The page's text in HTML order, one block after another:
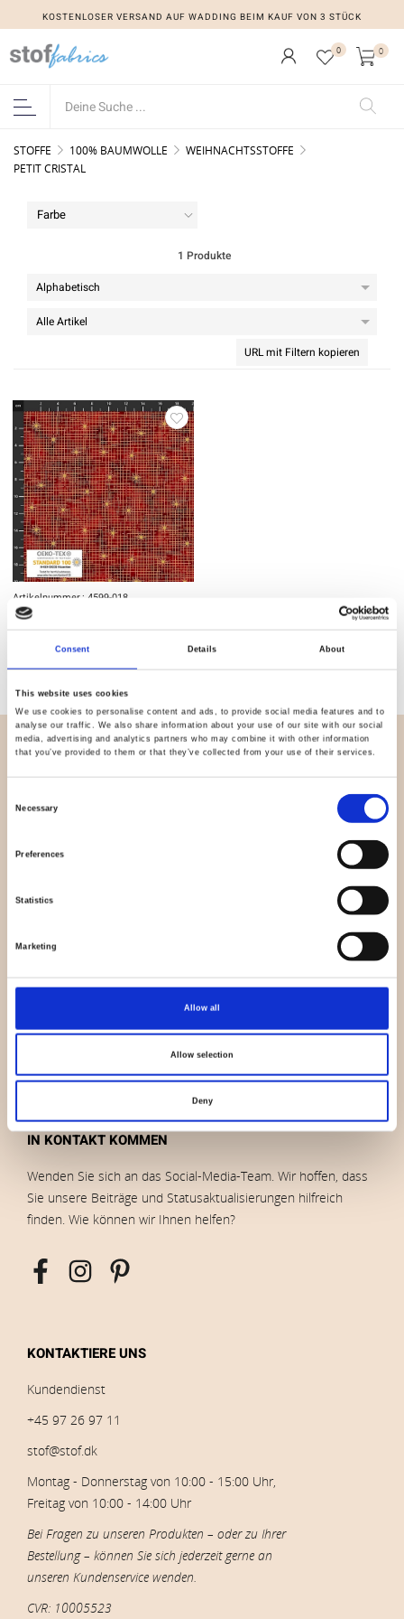
Consent Details About
This website uses cookies
We use cookies to personalise content and ads, to provide social media features and to
analyse our traffic. We also share information about your use of our site with our social
media, advertising and analytics partners who may combine it with other information
that you’ve provided to them or that they’ve collected from your use of their services.
Necessary
Preferences
Statistics
Marketing
Allow all
Allow selection
Deny
KOSTENLOSER VERSAND AUF WADDING BEIM KAUF VON 3 STÜCK
0 0
STOFFE 100% BAUMWOLLE
WEIHNACHTSSTOFFE
PETIT CRISTAL
Farbe
1 Produkte
URL mit Filtern kopieren
Artikelnummer.: 4599-018
Petit Cristal
ÜBERBLICK
Kontakt
Auslauf
Bilder herunterladen
Datenschutz-Bestimmungen
IN KONTAKT KOMMEN
Wenden Sie sich an das Social-Media-Team. Wir hoffen, dass
Sie unsere Beiträge und Statusaktualisierungen hilfreich
finden. Wie können wir Ihnen helfen?
KONTAKTIERE UNS
Kundendienst
+45 97 26 97 11
stof@stof.dk
Montag - Donnerstag von 10:00 - 15:00 Uhr,
Freitag von 10:00 - 14:00 Uhr
Bei Fragen zu unseren Produkten – oder zu Ihrer
Bestellung – können Sie sich jederzeit gerne an
unseren Kundenservice wenden.
CVR: 10005523